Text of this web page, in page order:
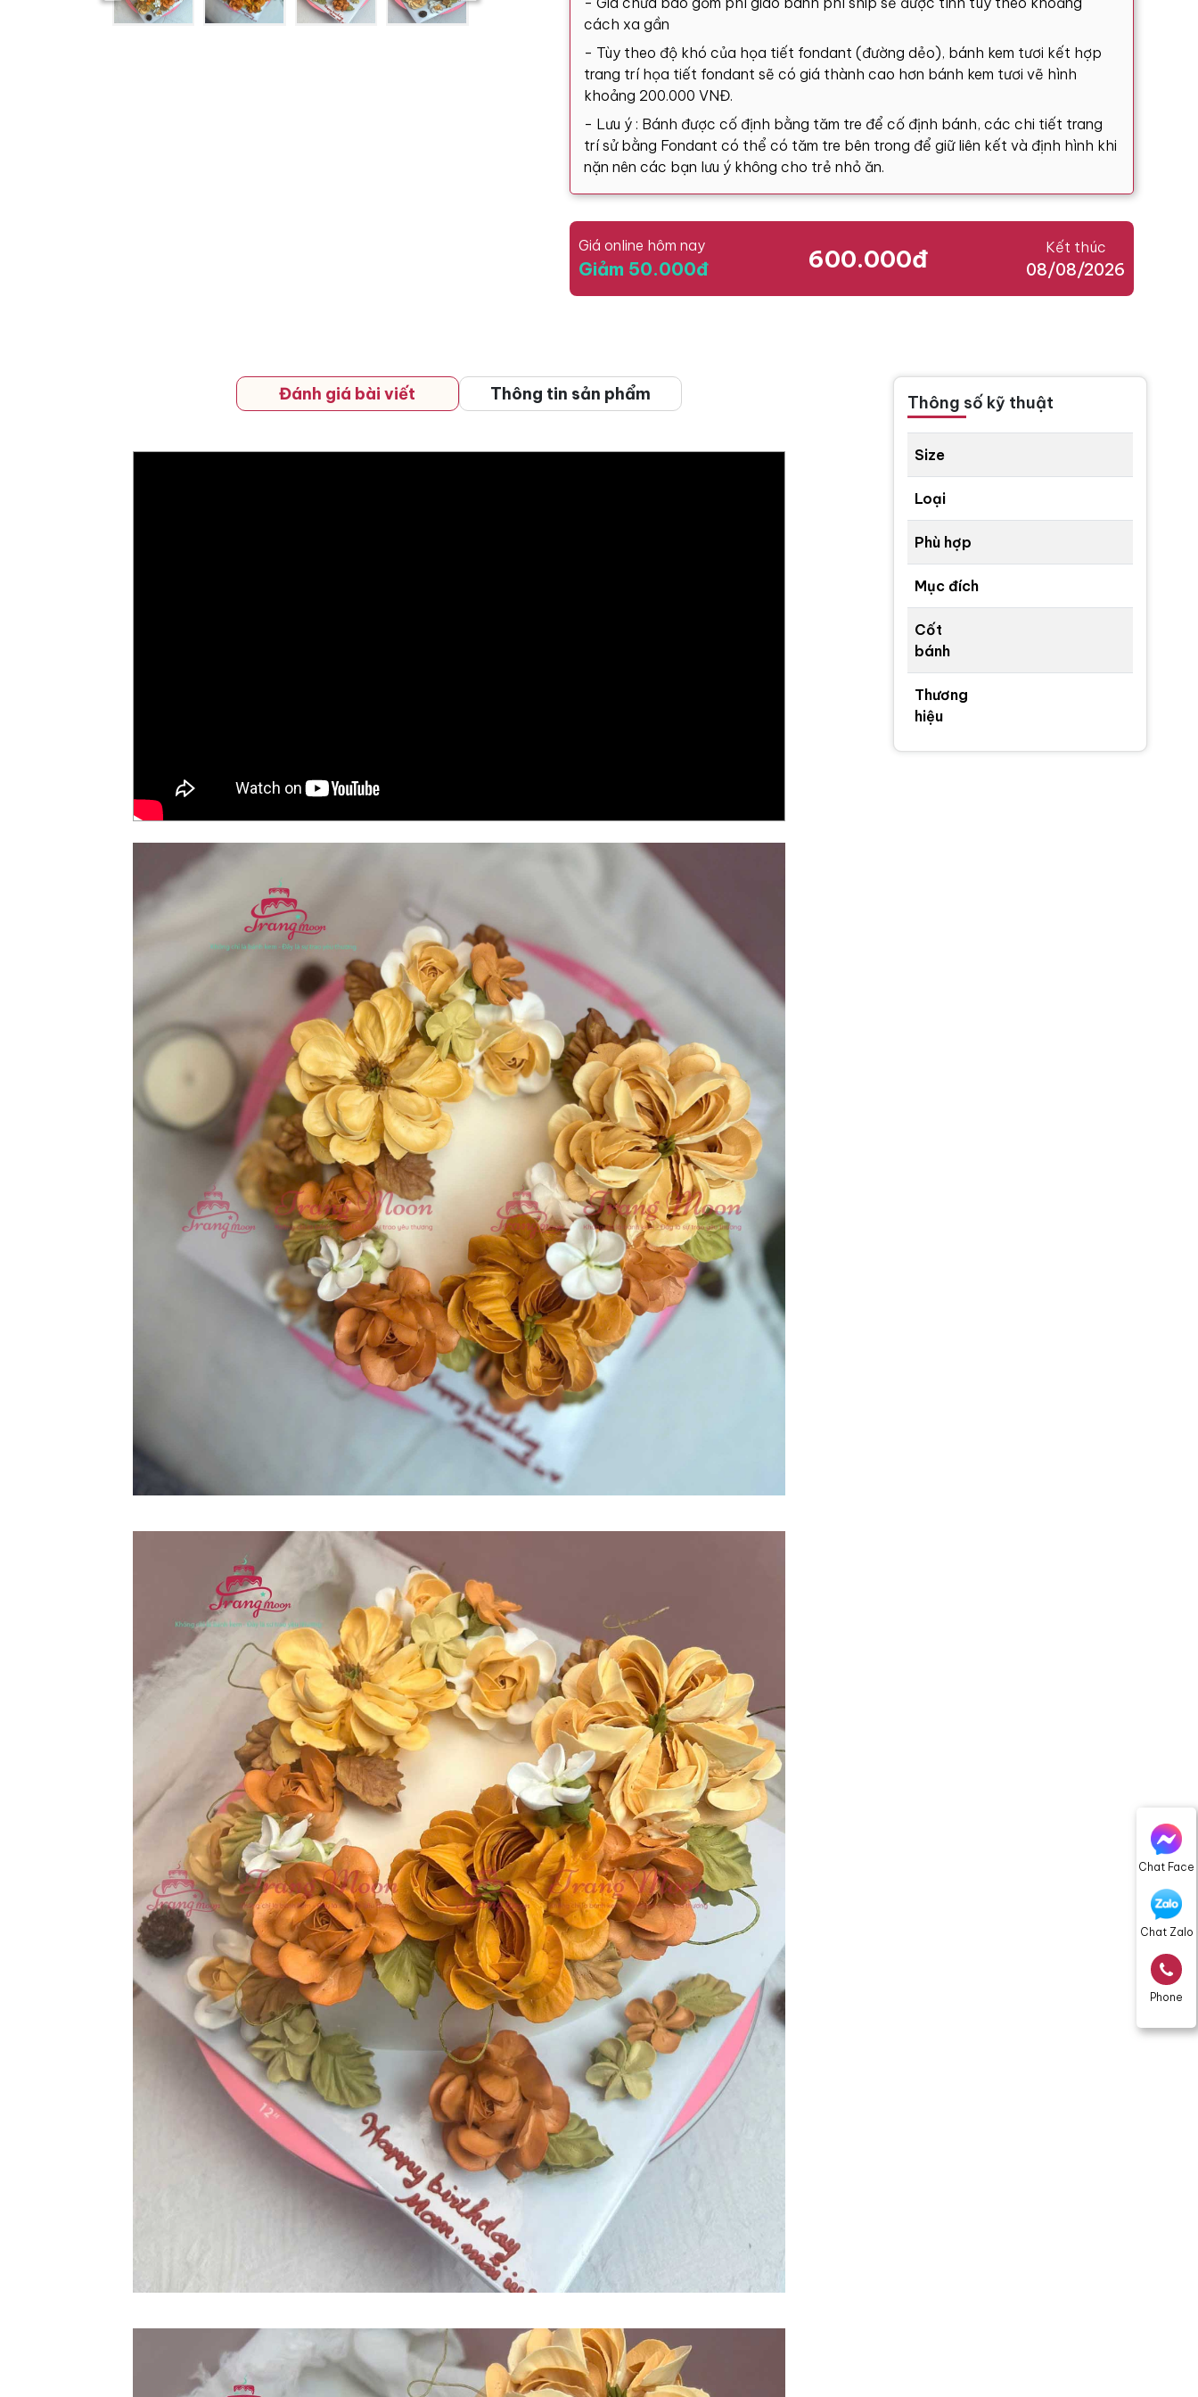
Chat Face
Chat Zalo
Phone
cách xa gần
- Tùy theo độ khó của họa tiết fondant (đường dẻo), bánh kem tươi kết hợp
trang trí họa tiết fondant sẽ có giá thành cao hơn bánh kem tươi vẽ hình
khoảng 200.000 VNĐ.
- Lưu ý : Bánh được cố định bằng tăm tre để cố định bánh, các chi tiết trang
trí sử bằng Fondant có thể có tăm tre bên trong để giữ liên kết và định hình khi
nặn nên các bạn lưu ý không cho trẻ nhỏ ăn.
Giá online hôm nay
Giảm 50.000đ 600.000đ Kết thúc
08/08/2026
Đánh giá bài viết Thông tin sản phẩm Thông số kỹ thuật
Size
Loại
Phù hợp
Mục đích
Cốt
bánh
Thương
hiệu